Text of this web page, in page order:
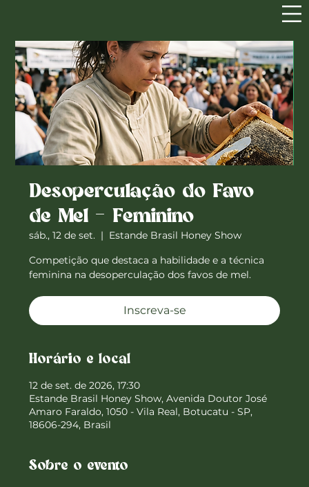
Desoperculação do Favo
de Mel – Feminino
sáb., 12 de set.
  |
Estande Brasil Honey Show
Competição que destaca a habilidade e a técnica
feminina na desoperculação dos favos de mel.
Inscreva-se
Horário e local
12 de set. de 2026, 17:30
Estande Brasil Honey Show, Avenida Doutor José
Amaro Faraldo, 1050 - Vila Real, Botucatu - SP,
18606-294, Brasil
Sobre o evento